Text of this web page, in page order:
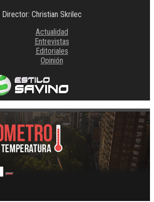
| Director: Christian Skrilec
Actualidad
Entrevistas
Editoriales
Opinión